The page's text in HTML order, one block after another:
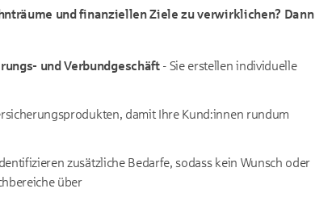
und finanziellen Ziele zu verwirklichen? Dann
und Verbundgeschäft- Sie erstellen individuelle
damit Ihre Kund:innen rundum
zusätzliche Bedarfe, sodass kein Wunsch oder
über